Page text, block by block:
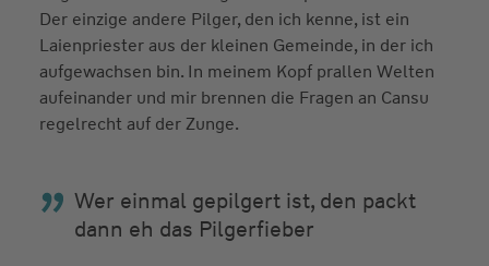
Der einzige andere Pilger, den ich kenne, ist ein
Laienpriester aus der kleinen Gemeinde, in der ich
aufgewachsen bin. In meinem Kopf prallen Welten
aufeinander und mir brennen die Fragen an Cansu
regelrecht auf der Zunge.
Wer einmal gepilgert ist, den packt
dann eh das Pilgerfieber